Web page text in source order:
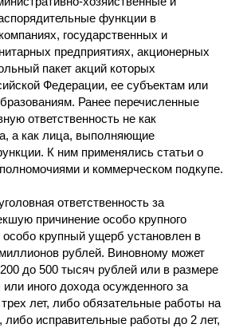
функции в
государственных и
предприятиях, акционерных
пакет акций которых
Федерации, ее субъектам или
Ранее перечисленные
ответственность не как
а как лица, выполняющие
К ним применялись статьи о
и коммерческом подкупе.
ответственность за
причинение особо крупного
крупный ущерб установлен в
рублей. Виновному может
до 500 тысяч рублей или в размере
иного дохода осужденного за
лет, либо обязательные работы на
либо исправительные работы до 2 лет,